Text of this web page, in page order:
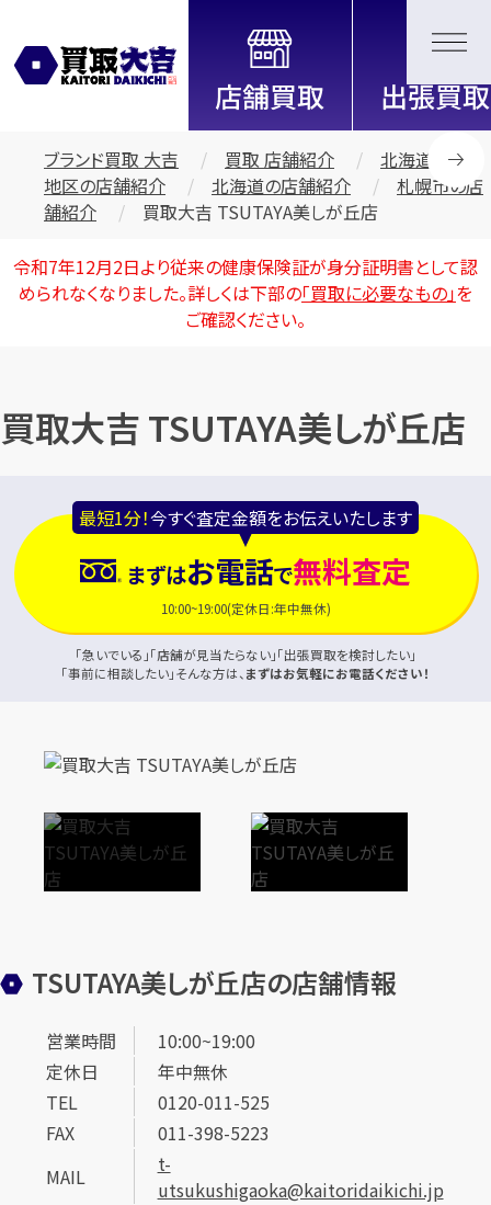
全国2200店舗以上展開中！
信頼と実績の買取専門店「買取大
吉」
カンタン 無料
ブランド買取 大吉 買取 店舗紹介
北海道・東北
地区の店舗紹介
北海道の店舗紹介
札幌市の店
舗紹介
買取大吉 TSUTAYA美しが丘店
令和7年12月2日より従来の健康保険証が身分証明書として認
められなくなりました。詳しくは下部の「買取に必要なもの」を
ご確認ください。
買取大吉 TSUTAYA美しが丘店
最短1分！今すぐ査定金額をお伝えいたします
まずはお電話で無料査定
10:00~19:00(定休日:年中無休)
「急いでいる」「店舗が見当たらない」「出張買取を検討したい」
「事前に相談したい」そんな方は、 まずはお気軽にお電話ください！
TSUTAYA美しが丘店の店舗情報
営業時間
10:00~19:00
定休日
年中無休
TEL
0120-011-525
FAX
011-398-5223
MAIL
t-
utsukushigaoka@kaitoridaikichi.jp